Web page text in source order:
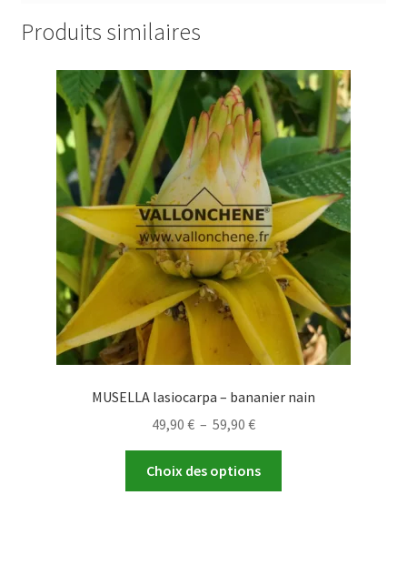
Produits similaires
MUSELLA lasiocarpa – bananier nain
49,90 € – 59,90 €Plage
de
prix :
49,90 €
Choix des options